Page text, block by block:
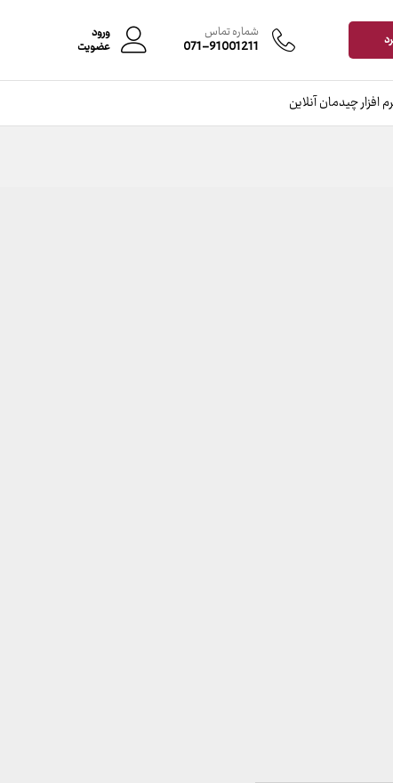
شماره تماس
071-91001211
ورود
عضویت
افزار چیدمان آنلاین